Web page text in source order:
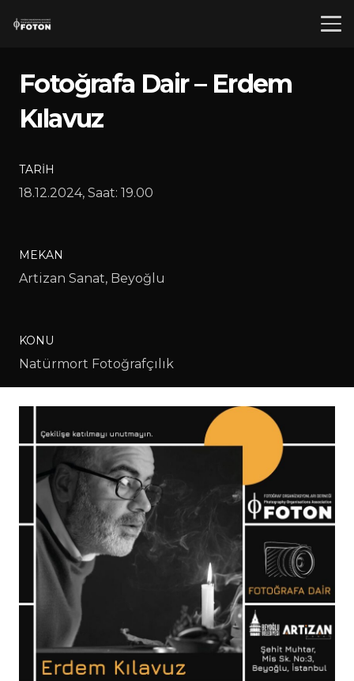
Fotoğrafa Dair – Erdem
Kılavuz
TARIH
18.12.2024, Saat: 19.00
MEKAN
Artizan Sanat, Beyoğlu
KONU
Natürmort Fotoğrafçılık